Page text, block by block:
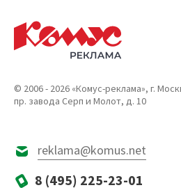
© 2006 - 2026 «Комус-реклама», г.
пр. завода Серп и Молот, д. 10
reklama@komus.net
8 (495) 225-23-01